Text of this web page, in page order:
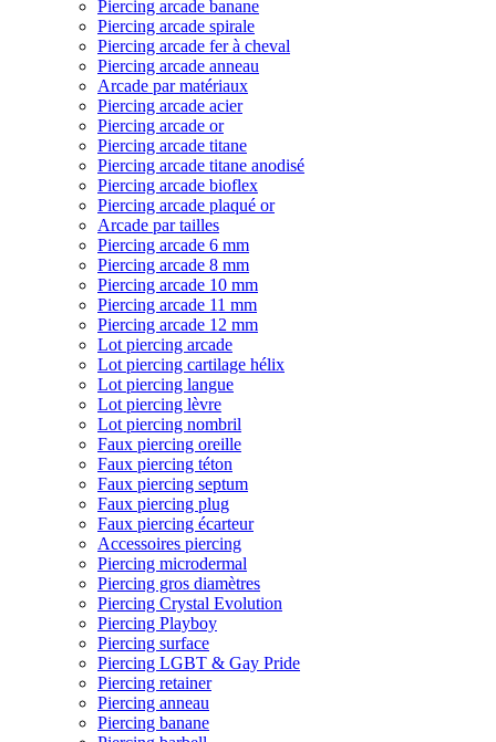
Piercing arcade banane
Piercing arcade spirale
Piercing arcade fer à cheval
Piercing arcade anneau
Arcade par matériaux
Piercing arcade acier
Piercing arcade or
Piercing arcade titane
Piercing arcade titane anodisé
Piercing arcade bioflex
Piercing arcade plaqué or
Arcade par tailles
Piercing arcade 6 mm
Piercing arcade 8 mm
Piercing arcade 10 mm
Piercing arcade 11 mm
Piercing arcade 12 mm
Lot piercing arcade
Lot piercing cartilage hélix
Lot piercing langue
Lot piercing lèvre
Lot piercing nombril
Faux piercing oreille
Faux piercing téton
Faux piercing septum
Faux piercing plug
Faux piercing écarteur
Accessoires piercing
Piercing microdermal
Piercing gros diamètres
Piercing Crystal Evolution
Piercing Playboy
Piercing surface
Piercing LGBT & Gay Pride
Piercing retainer
Piercing anneau
Piercing banane